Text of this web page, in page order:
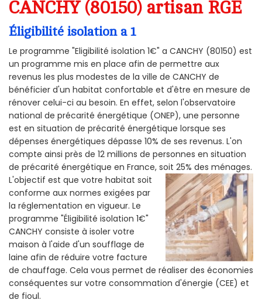
CANCHY (80150) artisan RGE
Éligibilité isolation a 1
Le programme "Eligibilité isolation 1€" a CANCHY (80150) est
un programme mis en place afin de permettre aux
revenus les plus modestes de la ville de CANCHY de
bénéficier d'un habitat confortable et d'être en mesure de
rénover celui-ci au besoin. En effet, selon l'observatoire
national de précarité énergétique (ONEP), une personne
est en situation de précarité énergétique lorsque ses
dépenses énergétiques dépasse 10% de ses revenus. L'on
compte ainsi près de 12 millions de personnes en situation
de précarité énergétique en France, soit 25% des ménages.
L'objectif est que votre habitat soit
conforme aux normes exigées par
la réglementation en vigueur. Le
programme "Éligibilité isolation 1€"
CANCHY consiste à isoler votre
maison à l'aide d'un soufflage de
laine afin de réduire votre facture
de chauffage. Cela vous permet de réaliser des économies
conséquentes sur votre consommation d'énergie (CEE) et
de fioul.